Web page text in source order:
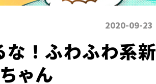
2020-09-23
な！ふわふわ系新
ゃん